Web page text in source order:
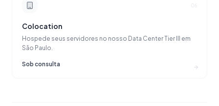
06
Colocation
Hospede seus servidores no nosso Data Center Tier III em
São Paulo.
Sob consulta